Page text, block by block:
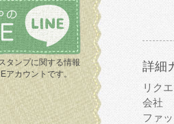
タンプに関する情報
アカウントです。
詳細
リク
会社
ファ